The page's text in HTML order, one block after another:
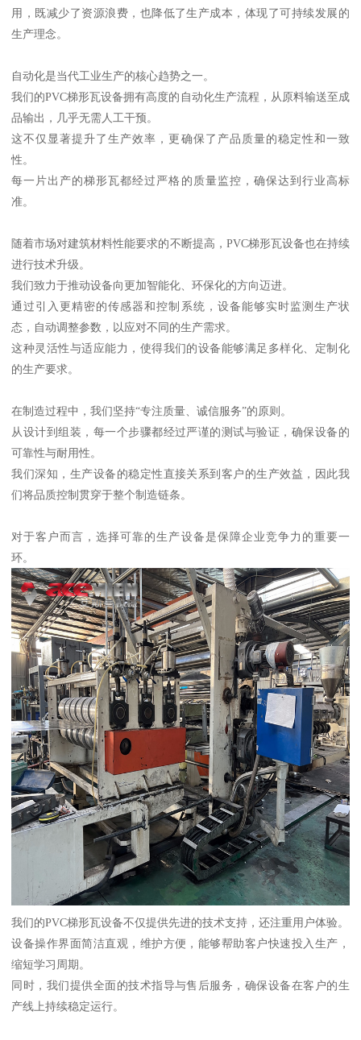
用，既减少了资源浪费，也降低了生产成本，体现了可持续发展的
生产理念。
自动化是当代工业生产的核心趋势之一。
我们的PVC梯形瓦设备拥有高度的自动化生产流程，从原料输送至成
品输出，几乎无需人工干预。
这不仅显著提升了生产效率，更确保了产品质量的稳定性和一致
性。
每一片出产的梯形瓦都经过严格的质量监控，确保达到行业高标
准。
随着市场对建筑材料性能要求的不断提高，PVC梯形瓦设备也在持续
进行技术升级。
我们致力于推动设备向更加智能化、环保化的方向迈进。
通过引入更精密的传感器和控制系统，设备能够实时监测生产状
态，自动调整参数，以应对不同的生产需求。
这种灵活性与适应能力，使得我们的设备能够满足多样化、定制化
的生产要求。
在制造过程中，我们坚持“专注质量、诚信服务”的原则。
从设计到组装，每一个步骤都经过严谨的测试与验证，确保设备的
可靠性与耐用性。
我们深知，生产设备的稳定性直接关系到客户的生产效益，因此我
们将品质控制贯穿于整个制造链条。
对于客户而言，选择可靠的生产设备是保障企业竞争力的重要一
环。
我们的PVC梯形瓦设备不仅提供先进的技术支持，还注重用户体验。
设备操作界面简洁直观，维护方便，能够帮助客户快速投入生产，
缩短学习周期。
同时，我们提供全面的技术指导与售后服务，确保设备在客户的生
产线上持续稳定运行。